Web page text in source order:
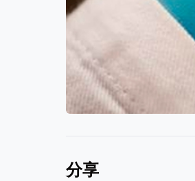
分享